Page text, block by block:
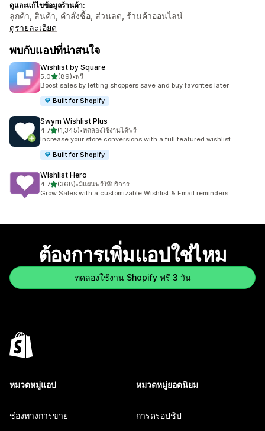
ดูและแก้ไขข้อมูลร้านค้า:
ลูกค้า, สินค้า, คำสั่งซื้อ, ส่วนลด, ร้านค้าออนไลน์
ดูรายละเอียด
พบกับแอปที่น่าสนใจ
Wishlist by Square
5.0เต็ม 5 ดาว
(89)
ทั้งหมด 89 รีวิว
•ฟรี
Boost sales by letting shoppers save and buy favorites later
Built for Shopify
Swym Wishlist Plus
4.7เต็ม 5 ดาว
(1,345)
ทั้งหมด 1345 รีวิว
•ทดลองใช้งานได้ฟรี
Increase your store conversions with a full featured wishlist
Built for Shopify
Wishlist Hero
4.7เต็ม 5 ดาว
(368)
ทั้งหมด 368 รีวิว
•มีแผนฟรีให้บริการ
Grow Sales with a customizable Wishlist & Email reminders
ต้องการเพิ่มแอปใช่ไหม
ทดลองใช้งาน Shopify ฟรี 3 วัน
หมวดหมู่แอป
ช่องทางการขาย
หมวดหมู่ยอดนิยม
การดรอปชิป